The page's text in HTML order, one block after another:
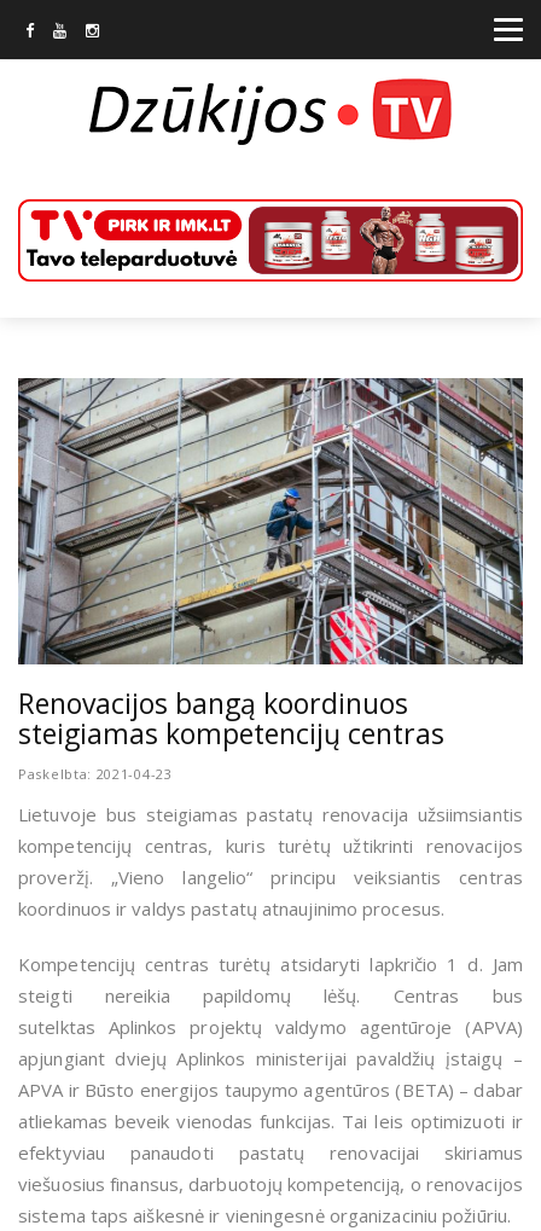
Renovacijos bangą koordinuos
steigiamas kompetencijų centras
Paskelbta: 2021-04-23
Lietuvoje bus steigiamas pastatų renovacija užsiimsiantis
kompetencijų centras, kuris turėtų užtikrinti renovacijos
proveržį. „Vieno langelio“ principu veiksiantis centras
koordinuos ir valdys pastatų atnaujinimo procesus.
Kompetencijų centras turėtų atsidaryti lapkričio 1 d. Jam
steigti nereikia papildomų lėšų. Centras bus
sutelktas Aplinkos projektų valdymo agentūroje (APVA)
apjungiant dviejų Aplinkos ministerijai pavaldžių įstaigų –
APVA ir Būsto energijos taupymo agentūros (BETA) – dabar
atliekamas beveik vienodas funkcijas. Tai leis optimizuoti ir
efektyviau panaudoti pastatų renovacijai skiriamus
viešuosius finansus, darbuotojų kompetenciją, o renovacijos
sistema taps aiškesnė ir vieningesnė organizaciniu požiūriu.